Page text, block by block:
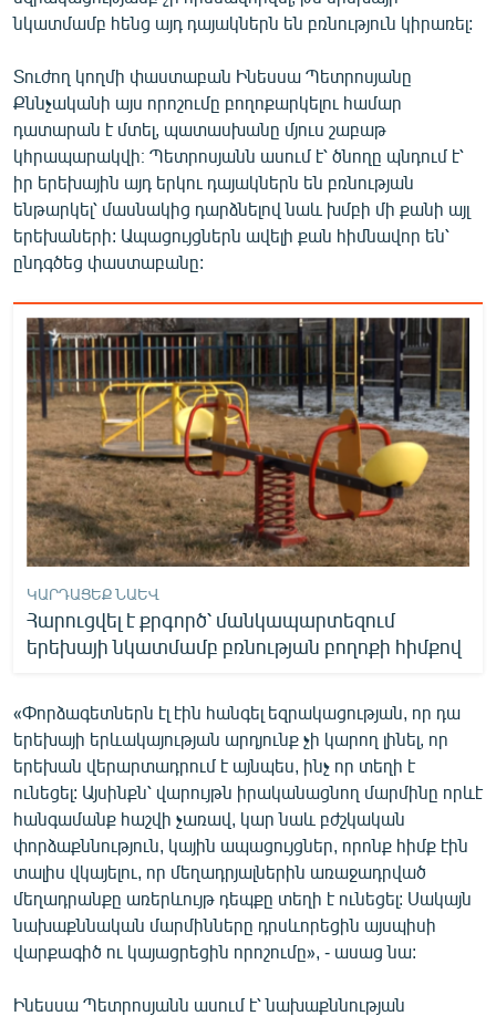
English
ՀԵՏԵՎԵՔ ՄԵԶ
«Ազատության» բոլոր կայքերը
նկատմամբ հենց այդ դայակներն են բռնություն կիրառել:
Տուժող կողմի փաստաբան Ինեսսա Պետրոսյանը
Քննչականի այս որոշումը բողոքարկելու համար
դատարան է մտել, պատասխանը մյուս շաբաթ
կհրապարակվի։ Պետրոսյանն ասում է՝ ծնողը պնդում է՝
իր երեխային այդ երկու դայակներն են բռնության
ենթարկել՝ մասնակից դարձնելով նաև խմբի մի քանի այլ
երեխաների: Ապացույցներն ավելի քան հիմնավոր են՝
ընդգծեց փաստաբանը:
ԿԱՐԴԱՑԵՔ ՆԱԵՎ
Հարուցվել է քրգործ՝ մանկապարտեզում
երեխայի նկատմամբ բռնության բողոքի հիմքով
«Փորձագետներն էլ էին հանգել եզրակացության, որ դա
երեխայի երևակայության արդյունք չի կարող լինել, որ
երեխան վերարտադրում է այնպես, ինչ որ տեղի է
ունեցել: Այսինքն՝ վարույթն իրականացնող մարմինը որևէ
հանգամանք հաշվի չառավ, կար նաև բժշկական
փորձաքննություն, կային ապացույցներ, որոնք հիմք էին
տալիս վկայելու, որ մեղադրյալներին առաջադրված
մեղադրանքը առերևույթ դեպքը տեղի է ունեցել: Սակայն
նախաքննական մարմինները դրսևորեցին այսպիսի
վարքագիծ ու կայացրեցին որոշումը», - ասաց նա:
Ինեսսա Պետրոսյանն ասում է՝ նախաքննության